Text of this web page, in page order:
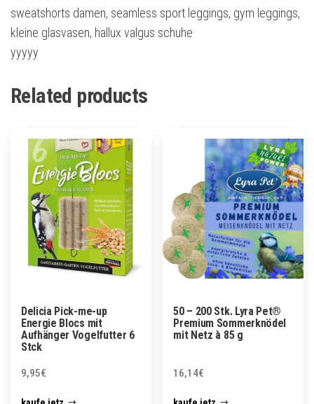
sweatshorts damen, seamless sport leggings, gym leggings,
kleine glasvasen, hallux valgus schuhe
yyyyy
Related products
Delicia Pick-me-up
Energie Blocs mit
Aufhänger Vogelfutter 6
Stck
9,95€
50 – 200 Stk. Lyra Pet®
Premium Sommerknödel
mit Netz à 85 g
16,14€